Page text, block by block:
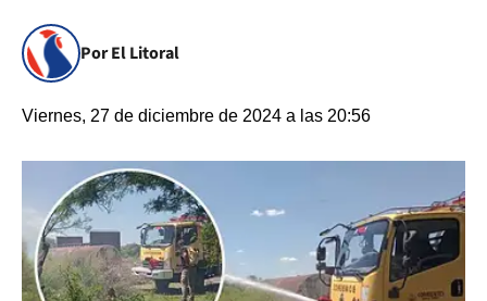
Por El Litoral
Viernes, 27 de diciembre de 2024 a las 20:56